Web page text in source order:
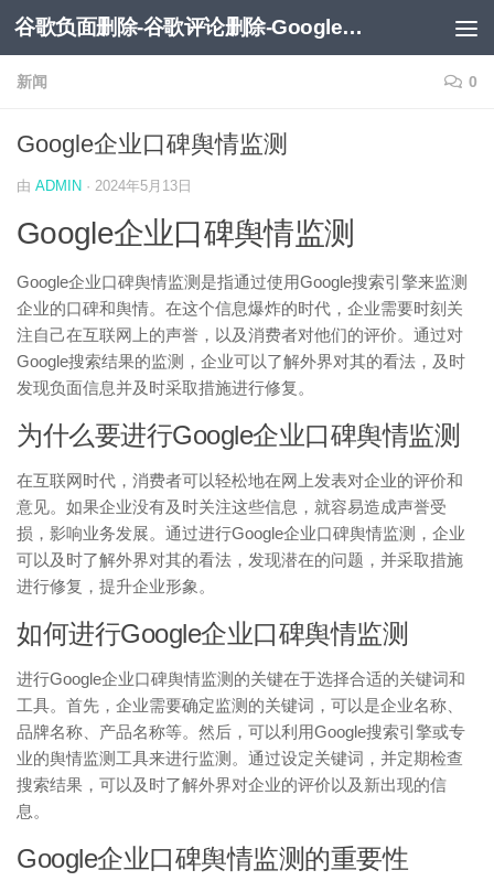
跳至内容 谷歌负面删除-谷歌评论删除-Google负面移除-Google负面评论删除
新闻 0
Google企业口碑舆情监测
由 ADMIN · 2024年5月13日
Google企业口碑舆情监测
Google企业口碑舆情监测是指通过使用Google搜索引擎来监测
企业的口碑和舆情。在这个信息爆炸的时代，企业需要时刻关
注自己在互联网上的声誉，以及消费者对他们的评价。通过对
Google搜索结果的监测，企业可以了解外界对其的看法，及时
发现负面信息并及时采取措施进行修复。
为什么要进行Google企业口碑舆情监测
在互联网时代，消费者可以轻松地在网上发表对企业的评价和
意见。如果企业没有及时关注这些信息，就容易造成声誉受
损，影响业务发展。通过进行Google企业口碑舆情监测，企业
可以及时了解外界对其的看法，发现潜在的问题，并采取措施
进行修复，提升企业形象。
如何进行Google企业口碑舆情监测
进行Google企业口碑舆情监测的关键在于选择合适的关键词和
工具。首先，企业需要确定监测的关键词，可以是企业名称、
品牌名称、产品名称等。然后，可以利用Google搜索引擎或专
业的舆情监测工具来进行监测。通过设定关键词，并定期检查
搜索结果，可以及时了解外界对企业的评价以及新出现的信
息。
Google企业口碑舆情监测的重要性